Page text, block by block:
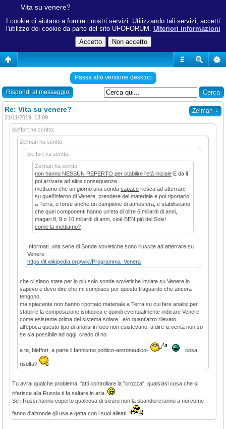
I cookie ci aiutano a fornire i nostri servizi. Utilizzando tali servizi, accetti
l'utilizzo dei cookie da parte del sito UFOFORUM. Ulteriori informazioni
#
Vita su venere?
Passa allo versione desktop
Rispondi al messaggio
Zelman ↓
Re: Vita su venere?
21/11/2019, 13:09
bleffort ha scritto:
Zelman ha scritto:
bleffort ha scritto:
Zelman ha scritto:
non hanno NESSUN REPERTO per stabilire l'età iniziale E da lì
poi arrivare ad altre conseguenze...
mettiamo che un giorno una sonda capace riesca ad atterrare
su quell'inferno di Venere, prendere del materiale e poi riportarlo
a Terra, o forse anche un campione di atmosfera, e stabiliscano
che quei componenti hanno un'eta di oltre 6 miliardi di anni,
magari 8, 9 o 10 miliardi di anni, cioè BEN più del Sole!
come la mettiamo?
Informati, una serie di Sonde sovietiche sono riuscite ad atterrare su
Venere.
https://it.wikipedia.org/wiki/Programma_Venera
che ci siano state per lo più solo sonde sovietiche inviate su Venere lo
sapevo e devo dire che mi compiace per questo traguardo che ancora
tengono,
ma spiacente non hanno riportato materiale a Terra su cui fare analisi per
stabilire la composizione isotopica e quindi eventualmente indicare Venere
come esistente prima del sistema solare...e/o quant'altro rilevato...
all'epoca questo tipo di analisi in loco non esistevano, a dire la verità non so
se sia possibile ad oggi, credo di no
a te, bleffort, a parte il fannismo politico-astronautico- cosa
risulta?
Tu avrai qualche problema, fatti controllare la "crozza", qualsiasi cosa che si
riferisce alla Russia ti fa saltare in aria.
Se i Russi hanno coperto qualcosa di sicuro non la sbandiereranno a noi come
fanno d'altronde gli usa e getta con i suoi alleati.